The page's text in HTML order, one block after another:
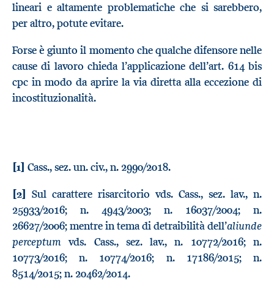
lineari e altamente problematiche che si sarebbero,
per altro, potute evitare.
Forse è giunto il momento che qualche difensore nelle
cause di lavoro chieda l’applicazione dell’art. 614 bis
cpc in modo da aprire la via diretta alla eccezione di
incostituzionalità.
[1] Cass., sez. un. civ., n. 2990/2018.
[2] Sul carattere risarcitorio vds. Cass., sez. lav., n.
25933/2016; n. 4943/2003; n. 16037/2004; n.
26627/2006; mentre in tema di detraibilità dell’aliunde
perceptum vds. Cass., sez. lav., n. 10772/2016; n.
10773/2016; n. 10774/2016; n. 17186/2015; n.
8514/2015; n. 20462/2014.